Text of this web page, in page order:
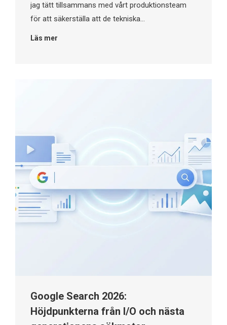
jag tätt tillsammans med vårt produktionsteam
för att säkerställa att de tekniska…
Läs mer
Google Search 2026:
Höjdpunkterna från I/O och nästa